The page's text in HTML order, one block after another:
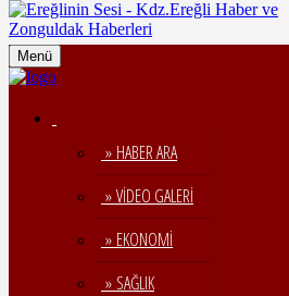
Menü
» HABER ARA
» VİDEO GALERİ
» EKONOMİ
» SAĞLIK